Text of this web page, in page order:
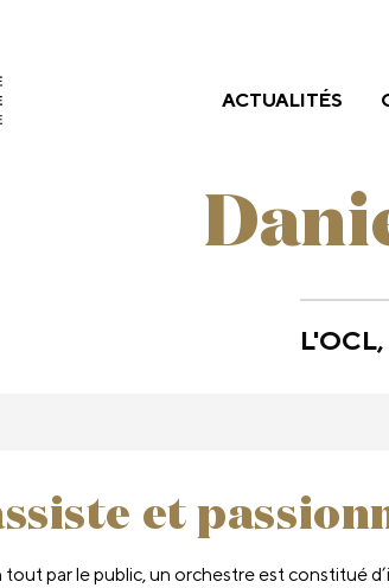
ACTUALITÉS
et
par le public, un orchestre est constitué